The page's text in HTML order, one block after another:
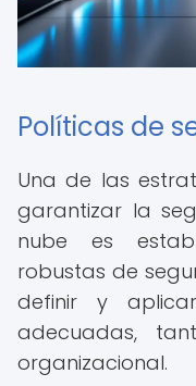
Políticas de
Una de las
garantizar la
nube es
robustas de
definir y
adecuadas,
organizacional.